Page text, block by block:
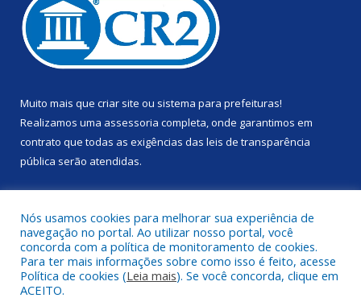
Muito mais que criar site ou sistema para prefeituras!
Realizamos uma assessoria completa, onde garantimos em
contrato que todas as exigências das leis de transparência
pública serão atendidas.
Todos os direitos reservados a Prefeitura Municipal de Anapu.
Nós usamos cookies para melhorar sua experiência de
navegação no portal. Ao utilizar nosso portal, você
concorda com a política de monitoramento de cookies.
Para ter mais informações sobre como isso é feito, acesse
Política de cookies (Leia mais). Se você concorda, clique em
ACEITO.